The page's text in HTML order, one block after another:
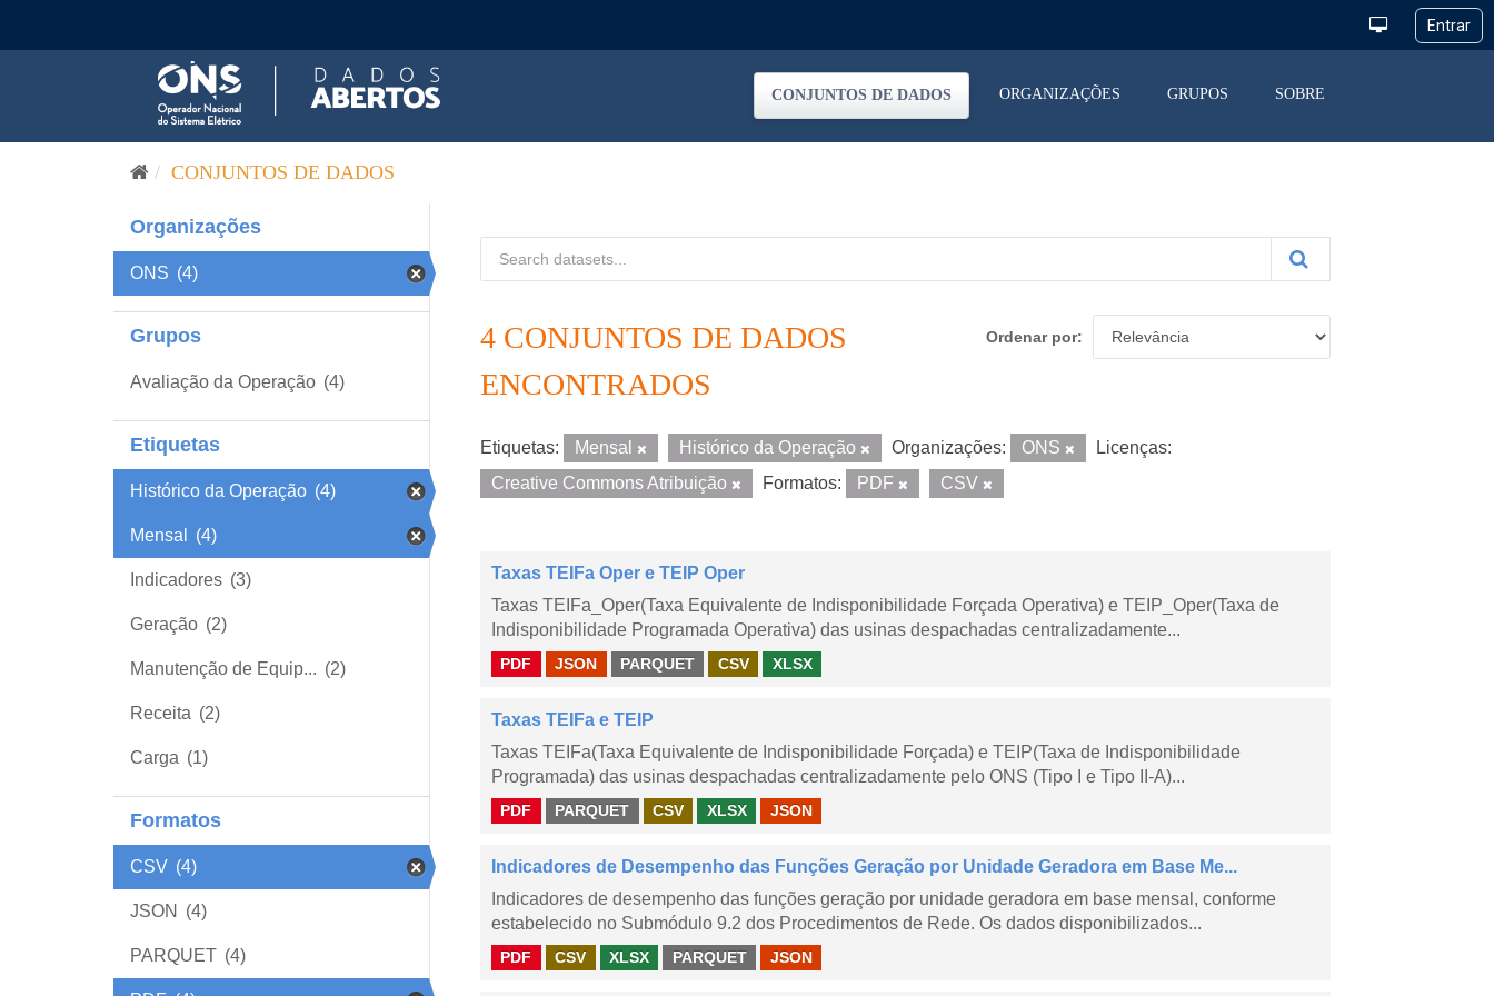
CONJUNTOS DE DADOS ORGANIZAÇÕES GRUPOS SOBRE
CONJUNTOS DE DADOS
Organizações
ONS (4)
Grupos
Avaliação da Operação (4)
Etiquetas
Histórico da Operação (4)
Mensal (4)
Indicadores (3)
Geração (2)
Manutenção de Equip... (2)
Receita (2)
Carga (1)
Formatos
CSV (4)
JSON (4)
PARQUET (4)
Ordenar por
4 CONJUNTOS DE DADOS
ENCONTRADOS
Etiquetas: Mensal Histórico da Operação Organizações: ONS
Licenças:
Creative Commons Atribuição
Formatos: PDF CSV
Taxas TEIFa Oper e TEIP Oper
Taxas TEIFa_Oper(Taxa Equivalente de Indisponibilidade Forçada Operativa) e TEIP_Oper(Taxa de
Indisponibilidade Programada Operativa) das usinas despachadas centralizadamente...
PDF JSON PARQUET CSV XLSX
Taxas TEIFa e TEIP
Taxas TEIFa(Taxa Equivalente de Indisponibilidade Forçada) e TEIP(Taxa de Indisponibilidade
Programada) das usinas despachadas centralizadamente pelo ONS (Tipo I e Tipo II-A)...
PDF PARQUET CSV XLSX JSON
Indicadores de Desempenho das Funções Geração por Unidade Geradora em Base Me...
Indicadores de desempenho das funções geração por unidade geradora em base mensal, conforme
estabelecido no Submódulo 9.2 dos Procedimentos de Rede. Os dados disponibilizados...
PDF CSV XLSX PARQUET JSON